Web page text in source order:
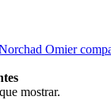
Omier
mostrar.